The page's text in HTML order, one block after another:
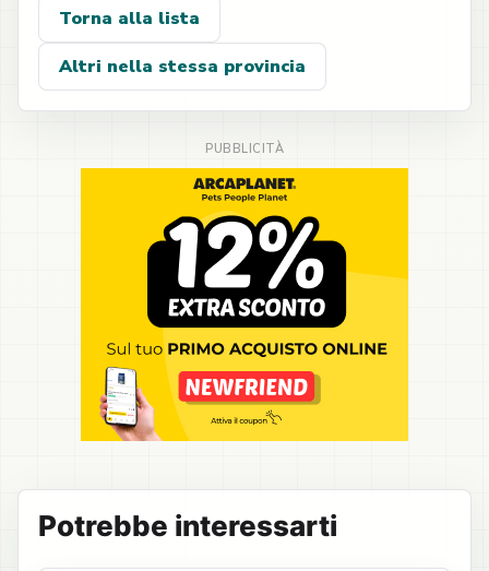
Torna alla lista
Altri nella stessa provincia
Potrebbe interessarti